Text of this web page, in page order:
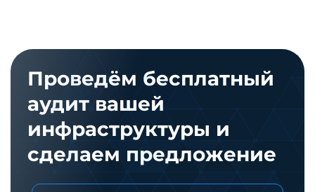
Проведём бесплатный
аудит вашей
инфраструктуры и
сделаем предложение